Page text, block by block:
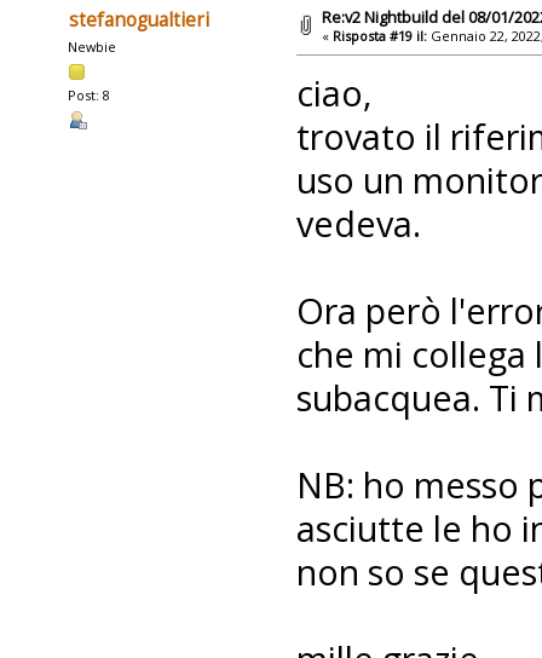
stefanogualtieri
Newbie
Post: 8
Re:v2 Nightbuild del 08/01/
« Risposta #19 il: Gennaio 22,
ciao,
trovato il
uso un
vedeva.
Ora però
che mi
subacquea. Ti
NB: ho
asciutte le ho
non so se